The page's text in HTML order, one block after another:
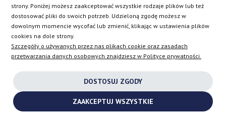
Producenci turbosprężarek
Turbosprężarki Garrett
KKK
Turbosprężarki Mitsubishi
Turbosprężarki IHI
Turbosprężarki Melett
Turbosprężarki Schwitzer
strony. Poniżej możesz zaakceptować wszystkie rodzaje plików lub też
dostosować pliki do swoich potrzeb. Udzieloną zgodę możesz w
dowolnym momencie wycofać lub zmienić, klikając w ustawienia plików
cookies na dole strony.
Szczegóły o używanych przez nas plikach cookie oraz zasadach
przetwarzania danych osobowych znajdziesz w Polityce prywatności.
DOSTOSUJ ZGODY
ZAAKCEPTUJ WSZYSTKIE